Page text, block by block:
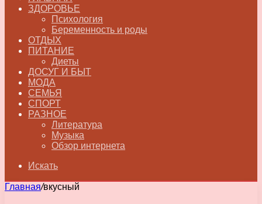
ЗДОРОВЬЕ
Психология
Беременность и роды
ОТДЫХ
ПИТАНИЕ
Диеты
ДОСУГ И БЫТ
МОДА
СЕМЬЯ
СПОРТ
РАЗНОЕ
Литература
Музыка
Обзор интернета
Искать
Главная/вкусный